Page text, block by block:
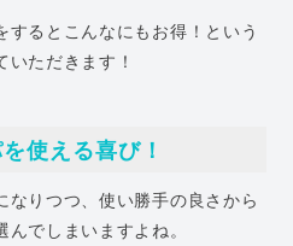
るとこんなにもお得！という
ただきます！
使える喜び！
りつつ、使い勝手の良さから
でしまいますよね。